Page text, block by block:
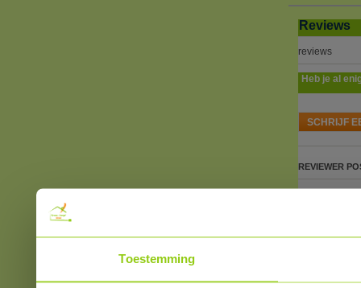
Toestemming
Reviews
reviews
Heb je al
SCHRIJF
REVIEWER